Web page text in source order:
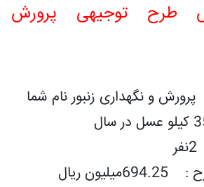
طرح توجیهی پرورش